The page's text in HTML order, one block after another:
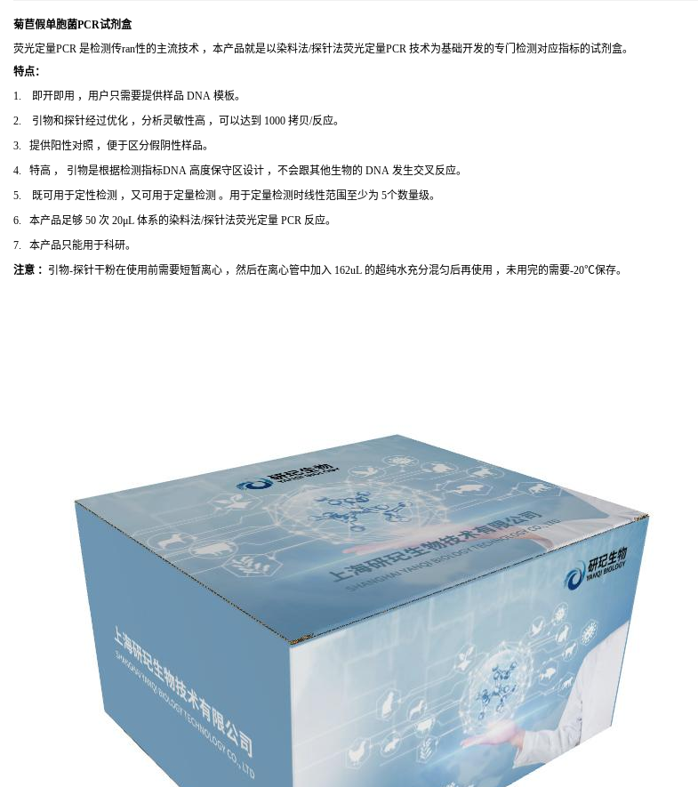
菊苣假单胞菌PCR试剂盒
荧光定量PCR 是检测传ran性的主流技术 ，本产品就是以染料法/探针法荧光定量PCR 技术为基础开发的专门检测对应指标的试剂盒。
特点：
1. 即开即用 ，用户只需要提供样品 DNA 模板。
2. 引物和探针经过优化 ，分析灵敏性高 ，可以达到 1000 拷贝/反应。
3. 提供阳性对照 ，便于区分假阴性样品。
4. 特高 ， 引物是根据检测指标DNA 高度保守区设计 ，不会跟其他生物的 DNA 发生交叉反应。
5. 既可用于定性检测 ，又可用于定量检测 。用于定量检测时线性范围至少为 5个数量级。
6. 本产品足够 50 次 20μL 体系的染料法/探针法荧光定量 PCR 反应。
7. 本产品只能用于科研。
注意 ： 引物-探针干粉在使用前需要短暂离心 ，然后在离心管中加入 162uL 的超纯水充分混匀后再使用 ，未用完的需要-20℃保存。